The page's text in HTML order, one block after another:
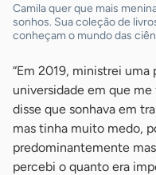
Camila quer que mais
sonhos. Sua coleção de
conheçam o mundo das
“Em 2019, ministrei uma
universidade em que
disse que sonhava em
mas tinha muito medo,
predominantemente
percebi o quanto era